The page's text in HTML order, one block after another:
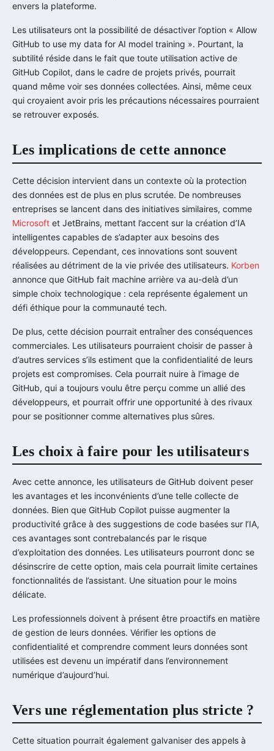
envers la plateforme.
Les utilisateurs ont la possibilité de désactiver l’option « Allow
GitHub to use my data for AI model training ». Pourtant, la
subtilité réside dans le fait que toute utilisation active de
GitHub Copilot, dans le cadre de projets privés, pourrait
quand même voir ses données collectées. Ainsi, même ceux
qui croyaient avoir pris les précautions nécessaires pourraient
se retrouver exposés.
Les implications de cette annonce
Cette décision intervient dans un contexte où la protection
des données est de plus en plus scrutée. De nombreuses
entreprises se lancent dans des initiatives similaires, comme
Microsoft et JetBrains, mettant l’accent sur la création d’IA
intelligentes capables de s’adapter aux besoins des
développeurs. Cependant, ces innovations sont souvent
réalisées au détriment de la vie privée des utilisateurs. Korben
annonce que GitHub fait machine arrière va au-delà d’un
simple choix technologique : cela représente également un
défi éthique pour la communauté tech.
De plus, cette décision pourrait entraîner des conséquences
commerciales. Les utilisateurs pourraient choisir de passer à
d’autres services s’ils estiment que la confidentialité de leurs
projets est compromises. Cela pourrait nuire à l’image de
GitHub, qui a toujours voulu être perçu comme un allié des
développeurs, et pourrait offrir une opportunité à des rivaux
pour se positionner comme alternatives plus sûres.
Les choix à faire pour les utilisateurs
Avec cette annonce, les utilisateurs de GitHub doivent peser
les avantages et les inconvénients d’une telle collecte de
données. Bien que GitHub Copilot puisse augmenter la
productivité grâce à des suggestions de code basées sur l’IA,
ces avantages sont contrebalancés par le risque
d’exploitation des données. Les utilisateurs pourront donc se
désinscrire de cette option, mais cela pourrait limite certaines
fonctionnalités de l’assistant. Une situation pour le moins
délicate.
Les professionnels doivent à présent être proactifs en matière
de gestion de leurs données. Vérifier les options de
confidentialité et comprendre comment leurs données sont
utilisées est devenu un impératif dans l’environnement
numérique d’aujourd’hui.
Vers une réglementation plus stricte ?
Cette situation pourrait également galvaniser des appels à